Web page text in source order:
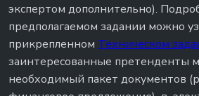
экспертом дополнительно).
предполагаемом задании можно
прикрепленном Техническом
заинтересованные претенденты
необходимый пакет документов